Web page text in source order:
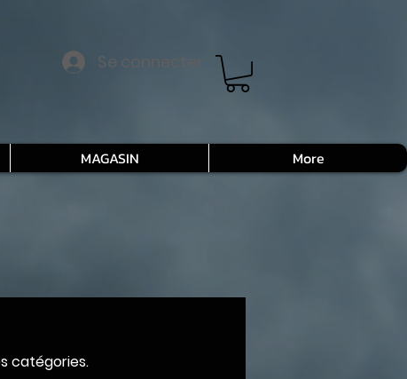
Se connecter
MAGASIN More
catégories.